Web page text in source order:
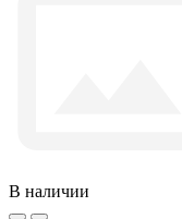
В наличии